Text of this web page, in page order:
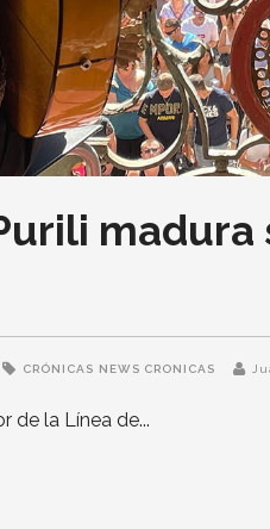
madura
CRÓNICAS NEWS CRONICAS
de la Línea de